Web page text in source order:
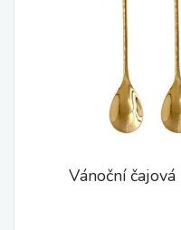
Vánoční